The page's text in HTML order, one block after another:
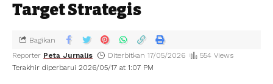
Target Strategis
Terakhir diperbarui 2026/05/17 at 1:07 PM
Reporter Peta Jurnalis Diterbitkan 17/05/2026 554 Views
Bagikan